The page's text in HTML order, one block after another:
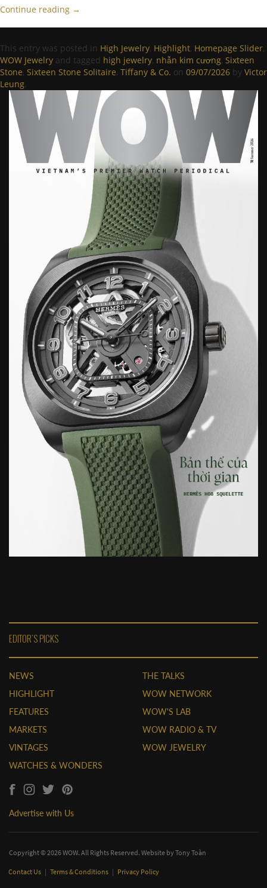
Continue reading →
This entry was posted in High Jewelry, Highlight, Homepage Slider,
WOW Jewelry and tagged high jewelry, nhẫn kim cương, Sixteen
Stone, Sixteen Stone Solitaire, Tiffany & Co. on 09/07/2026 by Victor
Leung.
EDITOR'S PICKS
NEWS
HIGHLIGHT
FEATURES
MARKETS
VINTAGES
WATCHES & WONDERS
THE TALKS
WOW NETWORK
WOW'S LAB
WOW RADIO & TV
WOW JEWELRY
Advertise with Us
Copyright © 2026 WOW. All Rights Reserved. Website byTony Toàn
Contact Us | Terms & Conditions | Privacy Policy